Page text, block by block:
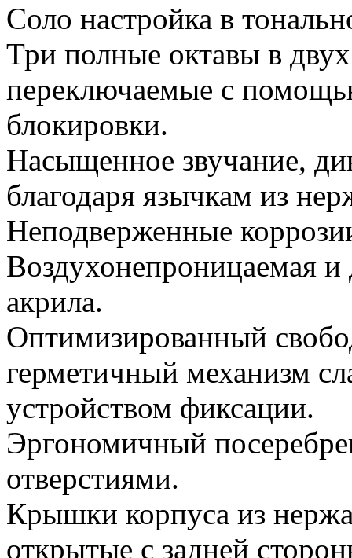
Соло настройка в
Три полные октавы в
переключаемые с
блокировки.
Насыщенное звучание,
благодаря язычкам из
Неподверженные
Воздухонепроницаемая и
акрила.
Оптимизированный
герметичный механизм
устройством фиксации.
Эргономичный
отверстиями.
Крышки корпуса из
открытые с задней